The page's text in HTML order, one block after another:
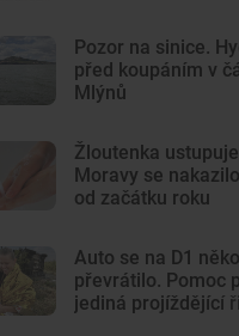
Pozor na sinice.
před koupáním v
Mlýnů
Žloutenka
Moravy se
od začátku roku
Auto se na D1
převrátilo. Pomoc
jediná projíždějící